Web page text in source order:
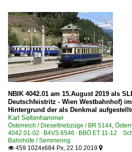
NBIK 4042.01 am 15.August 2019 als
Deutschfeistritz - Wien Westbahnhof)
Hintergrund der als Denkmal
Karl Seltenhammer
Österreich / Dieseltriebzüge / BR 5144,
4042.01-02 · B4VS 6546 · BBÖ ET 11-12
Bahnhöfe / Semmering
 459 1024x684 Px, 22.10.2019 